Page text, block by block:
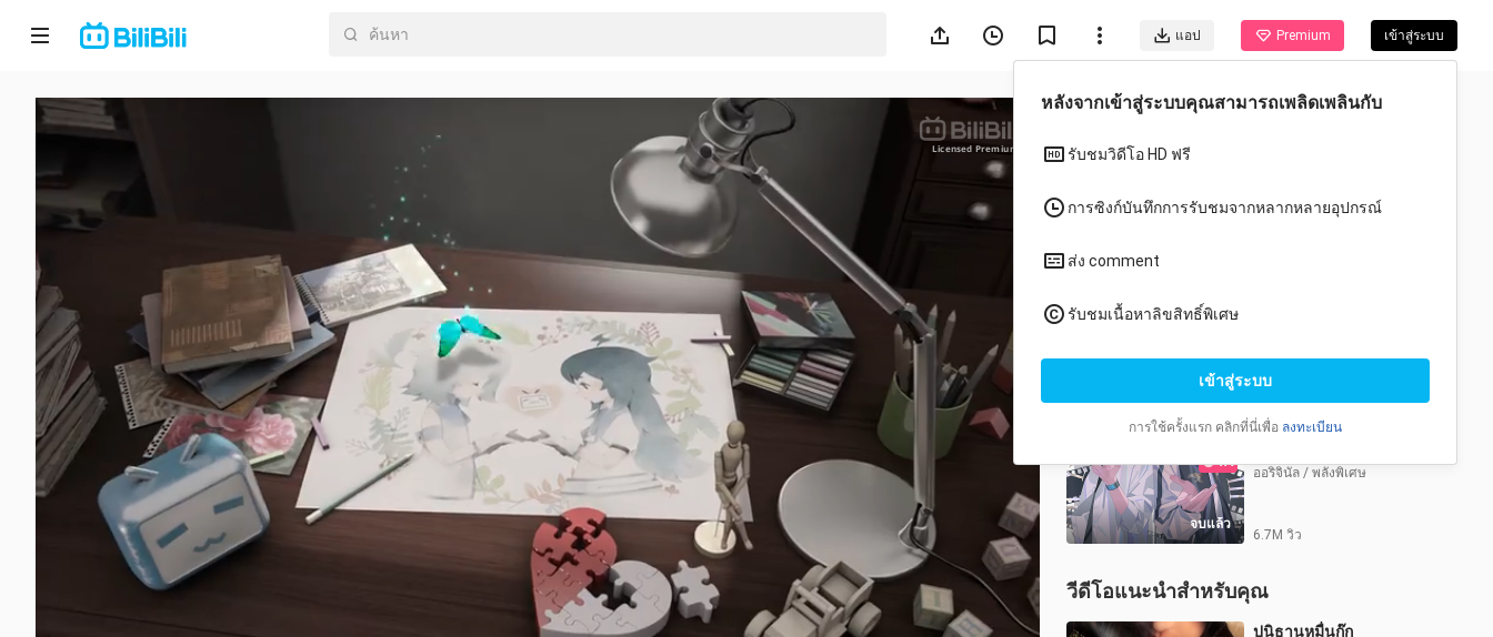
แอป Premium เข้าสู่ระบบ
หน้า
หลัก
เมะ
มา
แรง
หมวด
Licensed Premium
ตอน
1-11 PV&More
บทที่1 บทที่2 บทที่3
จบแล้ว
ฟรี
ออริจินัล / พลังพิเศษ
6.7M วิว
วีดีโอแนะนำสำหรับคุณ
ปนิธานหมื่นก๊ก